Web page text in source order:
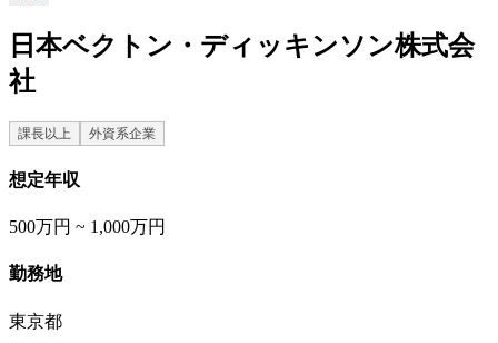
日本ベクトン・ディッキンソン株式会
社
課長以上 外資系企業
想定年収
500万円 ~ 1,000万円
勤務地
東京都